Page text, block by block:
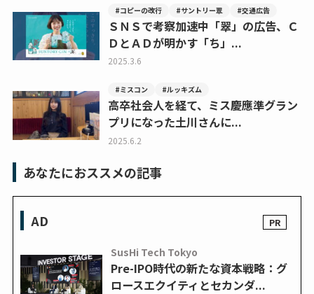
#コピーの改行 #サントリー翠 #交通広告
ＳＮＳで考察加速中「翠」の広告、Ｃ
ＤとＡＤが明かす「ち」...
2025.3.6
#ミスコン #ルッキズム
高卒社会人を経て、ミス慶應準グラン
プリになった土川さんに...
2025.6.2
あなたにおススメの記事
AD
SusHi Tech Tokyo
Pre-IPO時代の新たな資本戦略：グ
ロースエクイティとセカンダ...